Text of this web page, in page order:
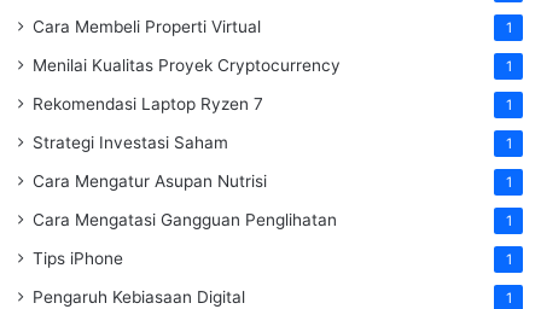
Cara Membeli Properti Virtual 1
Menilai Kualitas Proyek Cryptocurrency 1
Rekomendasi Laptop Ryzen 7 1
Strategi Investasi Saham 1
Cara Mengatur Asupan Nutrisi 1
Cara Mengatasi Gangguan Penglihatan 1
Tips iPhone 1
Pengaruh Kebiasaan Digital 1